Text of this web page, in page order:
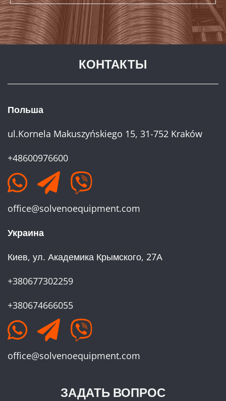
КОНТАКТЫ
Польша
ul.Kornela Makuszyńskiego 15, 31-752 Kraków
+48600976600
office@solvenoequipment.com
Украина
Киев, ул. Академика Крымского, 27А
+380677302259
+380674666055
office@solvenoequipment.com
ЗАДАТЬ ВОПРОС